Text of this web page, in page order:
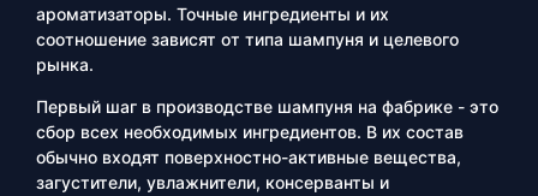
ароматизаторы. Точные ингредиенты и их
соотношение зависят от типа шампуня и целевого
рынка.
Первый шаг в производстве шампуня на фабрике - это
сбор всех необходимых ингредиентов. В их состав
обычно входят поверхностно-активные вещества,
загустители, увлажнители, консерванты и